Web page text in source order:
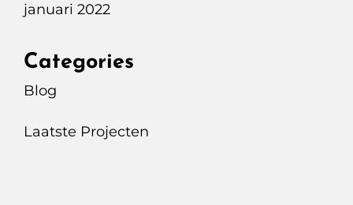
januari 2022
Categories
Blog
Laatste Projecten